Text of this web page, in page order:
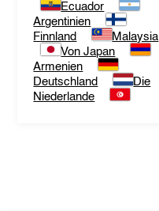
Ecuador
Argentinien
Finnland
Malaysia
Von Japan
Armenien
Deutschland
Die
Niederlande